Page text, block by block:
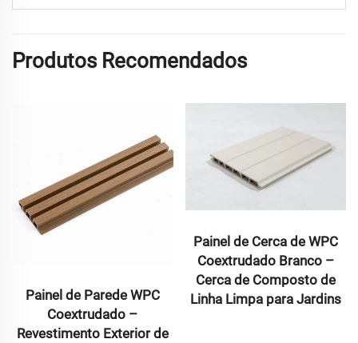
Produtos Recomendados
Painel de Parede WPC
Coextrudado –
Revestimento Exterior de
Painel de Cerca de WPC
Coextrudado Branco –
Cerca de Composto de
Linha Limpa para Jardins